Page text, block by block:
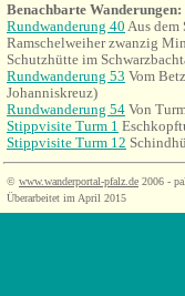
Benachbarte Wanderungen:
Rundwanderung 40 Aus dem
Ramschelweiher zwanzig
Schutzhütte im
Rundwanderung 53 Vom
Johanniskreuz)
Rundwanderung 54 Von
Stippvisite Turm 1
Stippvisite Turm 12
© www.wanderportal-pfalz.de 2006 -
Überarbeitet im April 2015